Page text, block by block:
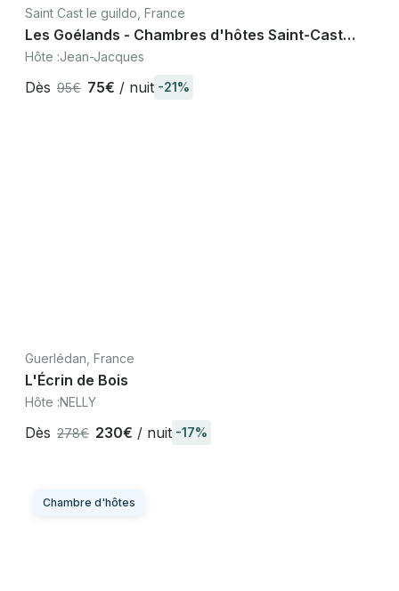
Saint Cast le guildo, France
Les Goélands - Chambres d'hôtes Saint-Cast
plage, Côte d'Émeraude Bretagne
Hôte :Jean-Jacques
Dès 95€ 75€ / nuit -21%
Guerlédan, France
L'Écrin de Bois
Hôte :NELLY
Dès 278€ 230€ / nuit -17%
Chambre d'hôtes